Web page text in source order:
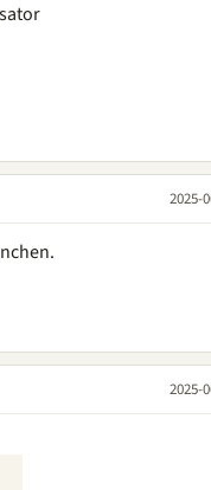
2025-
2025-